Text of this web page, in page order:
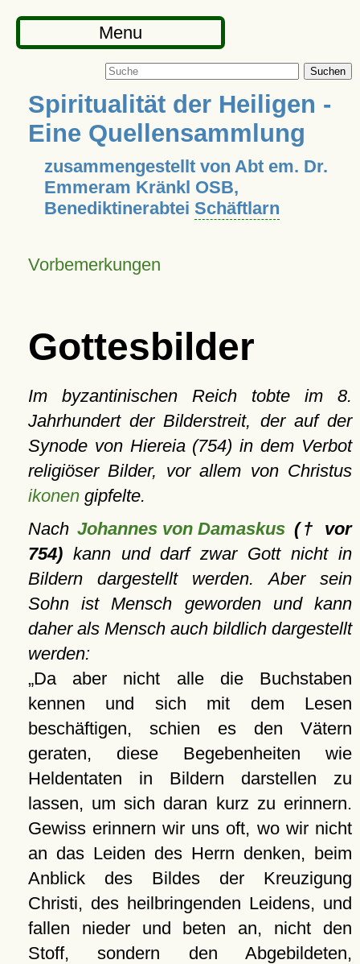
Menu
Suchen
Spiritualität der Heiligen -
Eine Quellensammlung
zusammengestellt von Abt em. Dr.
Emmeram Kränkl OSB,
Benediktinerabtei Schäftlarn
Vorbemerkungen
Gottesbilder
Im byzantinischen Reich tobte im 8.
Jahrhundert der Bilderstreit, der auf der
Synode von Hiereia (754) in dem Verbot
religiöser Bilder, vor allem von Christus
ikonengipfelte.
NachJohannes von Damaskus († vor
754)kann und darf zwar Gott nicht in
Bildern dargestellt werden. Aber sein
Sohn ist Mensch geworden und kann
daher als Mensch auch bildlich dargestellt
werden:
Da aber nicht alle die Buchstaben
kennen und sich mit dem Lesen
beschäftigen, schien es den Vätern
geraten, diese Begebenheiten wie
Heldentaten in Bildern darstellen zu
lassen, um sich daran kurz zu erinnern.
Gewiss erinnern wir uns oft, wo wir nicht
an das Leiden des Herrn denken, beim
Anblick des Bildes der Kreuzigung
Christi, des heilbringenden Leidens, und
fallen nieder und beten an, nicht den
Stoff, sondern den Abgebildeten,